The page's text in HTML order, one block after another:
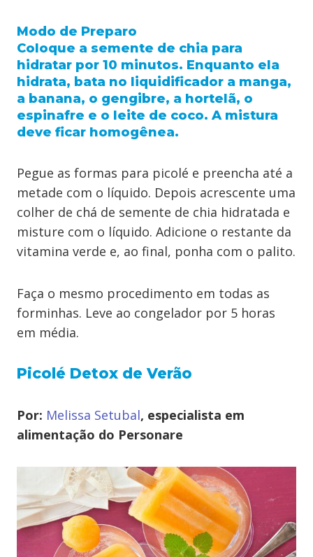
Modo de Preparo
Coloque a semente de chia para
hidratar por 10 minutos. Enquanto ela
hidrata, bata no liquidificador a manga,
a banana, o gengibre, a hortelã, o
espinafre e o leite de coco. A mistura
deve ficar homogênea.
Pegue as formas para picolé e preencha até a
metade com o líquido. Depois acrescente uma
colher de chá de semente de chia hidratada e
misture com o líquido. Adicione o restante da
vitamina verde e, ao final, ponha com o palito.
Faça o mesmo procedimento em todas as
forminhas. Leve ao congelador por 5 horas
em média.
Picolé Detox de Verão
Por: Melissa Setubal, especialista em
alimentação do Personare